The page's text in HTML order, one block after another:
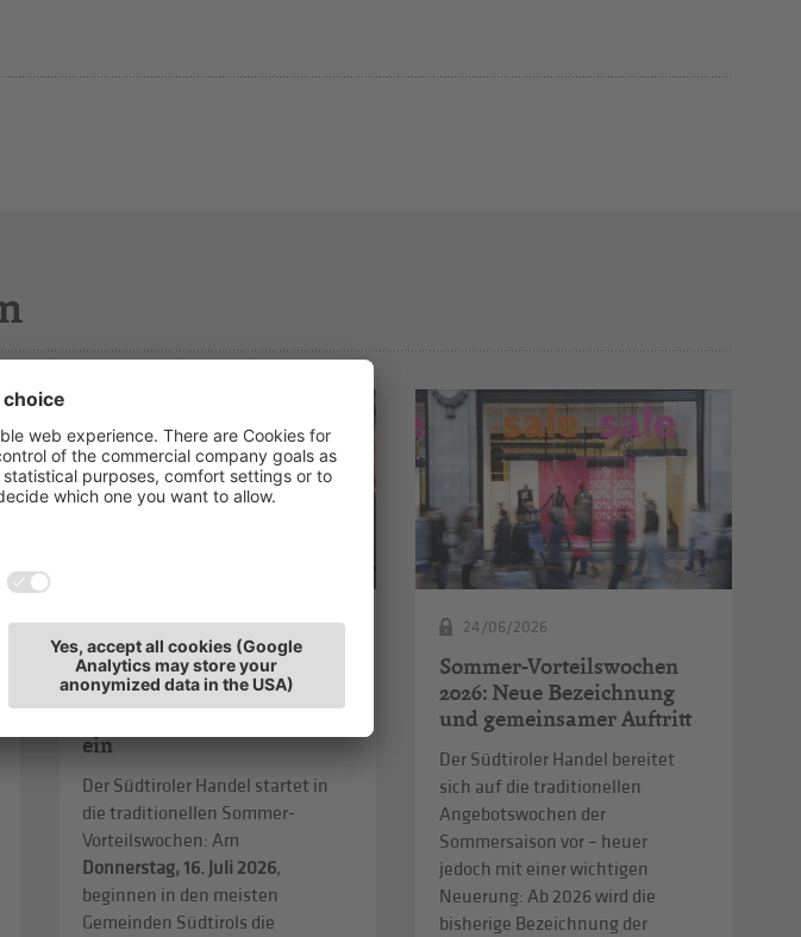
29/06/2026
Sommer-Vorteilswochen:
Südtirols Handel lädt zum
ein
Der Südtiroler Handel startet in
die traditionellen Sommer-
Vorteilswochen: Am
Donnerstag, 16. Juli 2026,
beginnen in den meisten
Gemeinden Südtirols die
24/06/2026
Sommer-Vorteilswochen
2026: Neue Bezeichnung
und gemeinsamer Auftritt
Der Südtiroler Handel bereitet
sich auf die traditionellen
Angebotswochen der
Sommersaison vor – heuer
jedoch mit einer wichtigen
Neuerung: Ab 2026 wird die
bisherige Bezeichnung der